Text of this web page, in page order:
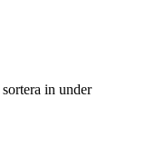
in under